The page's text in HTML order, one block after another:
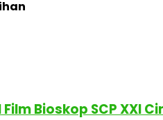
Bioskop SCP XXI